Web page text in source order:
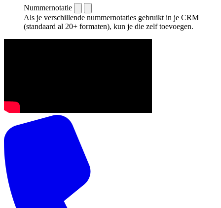
Nummernotatie
Als je verschillende nummernotaties gebruikt in je CRM
(standaard al 20+ formaten), kun je die zelf toevoegen.